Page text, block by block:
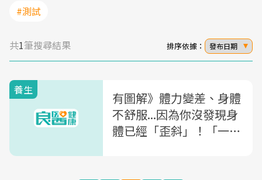
#測試
共1筆搜尋結果 排序依據： 發布日期
養生
有圖解》體力變差、身體
不舒服...因為你沒發現身
體已經「歪斜」！「一動